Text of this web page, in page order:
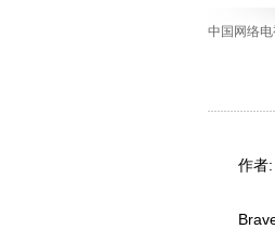
中国网络电
作者:
Brave